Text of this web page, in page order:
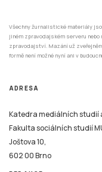
Všechny žurnalistické materiály
jiném zpravodajském serveru
zpravodajství. Mazání už
formě není možné nyní ani v
ADRESA
Katedra mediálních studií
Fakulta sociálních studií
Joštova 10,
602 00 Brno